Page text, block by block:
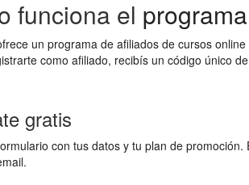
funciona el
un programa de afiliados de cursos
como afiliado, recibís un código único
gratis
con tus datos y tu plan de